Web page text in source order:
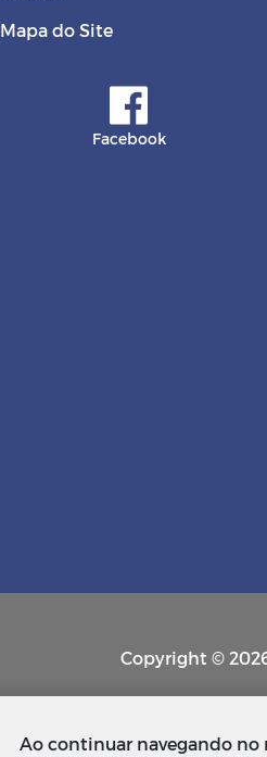
Mapa do Site
Facebook
Copyright ©
Ao continuar navegando no